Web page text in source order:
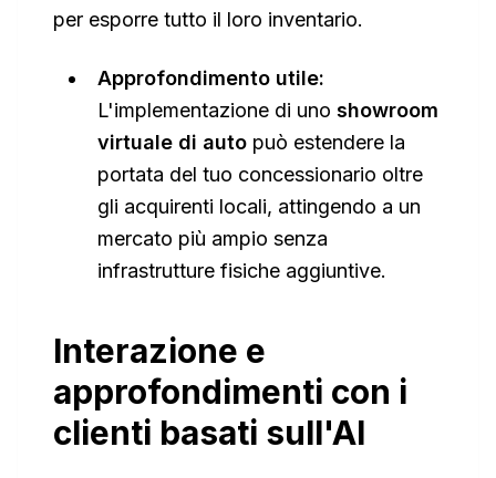
per esporre tutto il loro inventario.
Approfondimento utile:
L'implementazione di uno showroom
virtuale di auto può estendere la
portata del tuo concessionario oltre
gli acquirenti locali, attingendo a un
mercato più ampio senza
infrastrutture fisiche aggiuntive.
Interazione e
approfondimenti con i
clienti basati sull'AI